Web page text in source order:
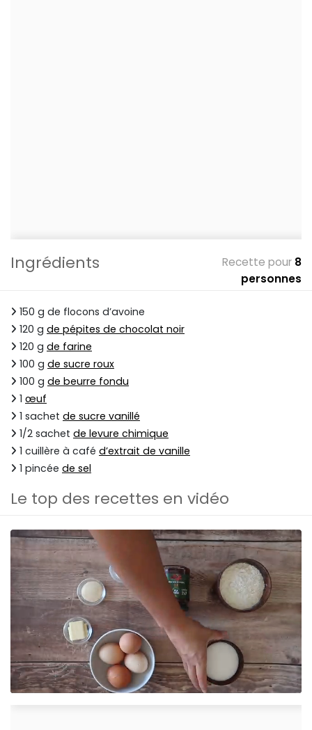
Ingrédients Recette pour 8
personnes
150 g de flocons d’avoine
120 g de pépites de chocolat noir
120 g de farine
100 g de sucre roux
100 g de beurre fondu
1 œuf
1 sachet de sucre vanillé
1/2 sachet de levure chimique
1 cuillère à café d’extrait de vanille
1 pincée de sel
Le top des recettes en vidéo